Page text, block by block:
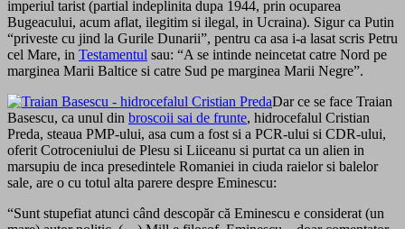
imperiul tarist (partial indeplinita dupa 1944, prin ocuparea
Bugeacului, acum aflat, ilegitim si ilegal, in Ucraina). Sigur ca Putin
“priveste cu jind la Gurile Dunarii”, pentru ca asa i-a lasat scris Petru
cel Mare, in Testamentul sau: “A se intinde neincetat catre Nord pe
marginea Marii Baltice si catre Sud pe marginea Marii Negre”.
Dar ce se face Traian
Basescu, ca unul din broscoii sai de frunte, hidrocefalul Cristian
Preda, steaua PMP-ului, asa cum a fost si a PCR-ului si CDR-ului,
oferit Cotroceniului de Plesu si Liiceanu si purtat ca un alien in
marsupiu de inca presedintele Romaniei in ciuda raielor si balelor
sale, are o cu totul alta parere despre Eminescu:
“Sunt stupefiat atunci când descopăr că Eminescu e consi­derat (un